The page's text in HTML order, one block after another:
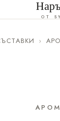
ОТ
›